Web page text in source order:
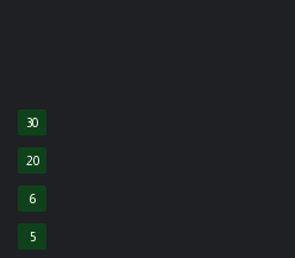
30
20
6
5